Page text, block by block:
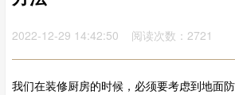
2022-12-29 14:42:50 阅读次数：2721
我们在装修厨房的时候，必须要考虑到地面